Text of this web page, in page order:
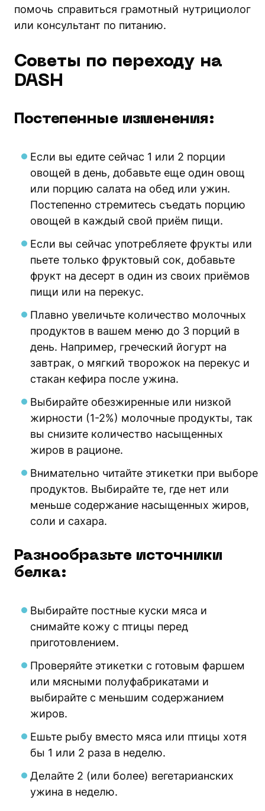
помочь справиться грамотный нутрициолог
или консультант по питанию.
Советы по переходу на
DASH
Постепенные изменения:
Если вы едите сейчас 1 или 2 порции
овощей в день, добавьте еще один овощ
или порцию салата на обед или ужин.
Постепенно стремитесь съедать порцию
овощей в каждый свой приём пищи.
Если вы сейчас употребляете фрукты или
пьете только фруктовый сок, добавьте
фрукт на десерт в один из своих приёмов
пищи или на перекус.
Плавно увеличьте количество молочных
продуктов в вашем меню до 3 порций в
день. Например, греческий йогурт на
завтрак, о мягкий творожок на перекус и
стакан кефира после ужина.
Выбирайте обезжиренные или низкой
жирности (1-2%) молочные продукты, так
вы снизите количество насыщенных
жиров в рационе.
Внимательно читайте этикетки при выборе
продуктов. Выбирайте те, где нет или
меньше содержание насыщенных жиров,
соли и сахара.
Разнообразьте источники
белка:
Выбирайте постные куски мяса и
снимайте кожу с птицы перед
приготовлением.
Проверяйте этикетки с готовым фаршем
или мясными полуфабрикатами и
выбирайте с меньшим содержанием
жиров.
Ешьте рыбу вместо мяса или птицы хотя
бы 1 или 2 раза в неделю.
Делайте 2 (или более) вегетарианских
ужина в неделю.